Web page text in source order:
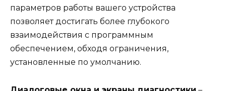
параметров работы вашего устройства
позволяет достигать более глубокого
взаимодействия с программным
обеспечением, обходя ограничения,
установленные по умолчанию.